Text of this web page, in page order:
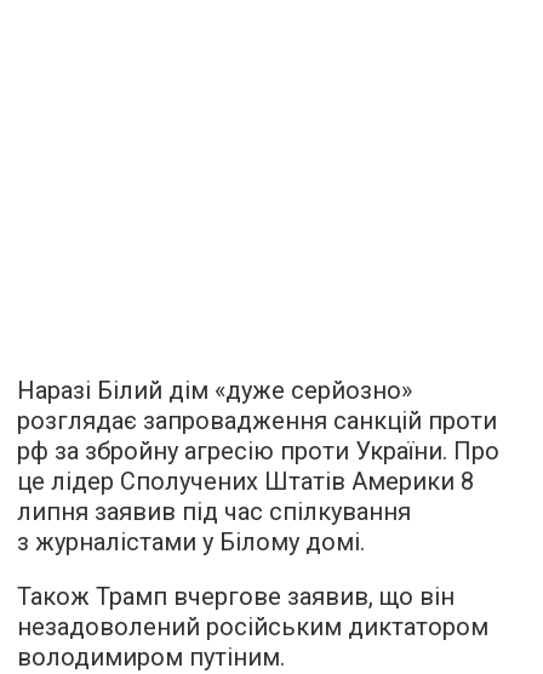
Наразі Білий дім «дуже серйозно»
розглядає запровадження санкцій проти
рф за збройну агресію проти України. Про
це лідер Сполучених Штатів Америки 8
липня заявив під час спілкування
з журналістами у Білому домі.
Також Трамп вчергове заявив, що він
незадоволений російським диктатором
володимиром путіним.